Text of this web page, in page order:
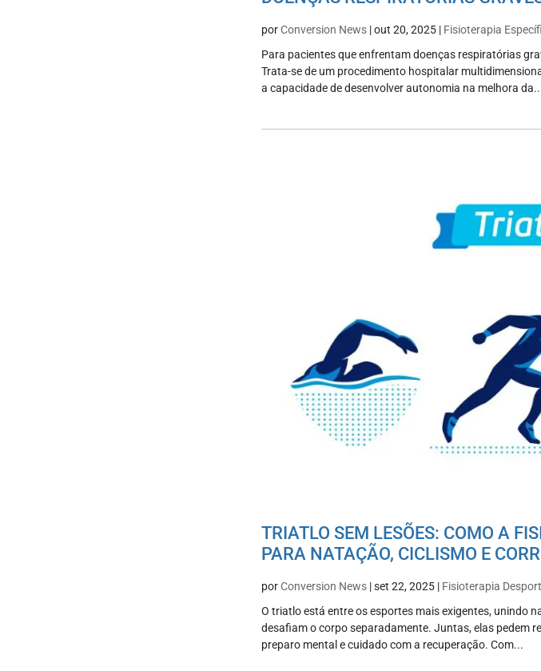
porConversion News |out 20, 2025 | Fisioterapia
Para pacientes que enfrentam doenças respiratórias
Trata-se de um procedimento hospitalar
a capacidade de desenvolver autonomia na melhora
TRIATLO SEM LESÕES: COMO A
PARA NATAÇÃO, CICLISMO E
porConversion News |set 22, 2025 | Fisioterapia
O triatlo está entre os esportes mais exigentes, unindo
desafiam o corpo separadamente. Juntas, elas pedem
preparo mental e cuidado com a recuperação. Com...